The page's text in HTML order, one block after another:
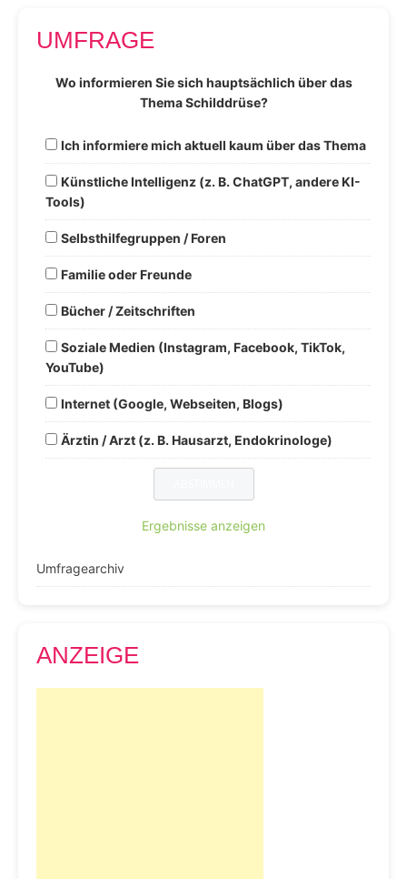
UMFRAGE
Wo informieren Sie sich hauptsächlich über das
Thema Schilddrüse?
Ich informiere mich aktuell kaum über das Thema
Künstliche Intelligenz (z. B. ChatGPT, andere KI-
Tools)
Selbsthilfegruppen / Foren
Familie oder Freunde
Bücher / Zeitschriften
Soziale Medien (Instagram, Facebook, TikTok,
YouTube)
Internet (Google, Webseiten, Blogs)
Ärztin / Arzt (z. B. Hausarzt, Endokrinologe)
Ergebnisse anzeigen
Umfragearchiv
ANZEIGE